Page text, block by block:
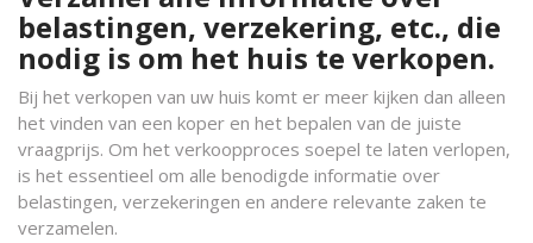
belastingen, verzekering, etc., die
nodig is om het huis te verkopen.
Bij het verkopen van uw huis komt er meer kijken dan alleen
het vinden van een koper en het bepalen van de juiste
vraagprijs. Om het verkoopproces soepel te laten verlopen,
is het essentieel om alle benodigde informatie over
belastingen, verzekeringen en andere relevante zaken te
verzamelen.